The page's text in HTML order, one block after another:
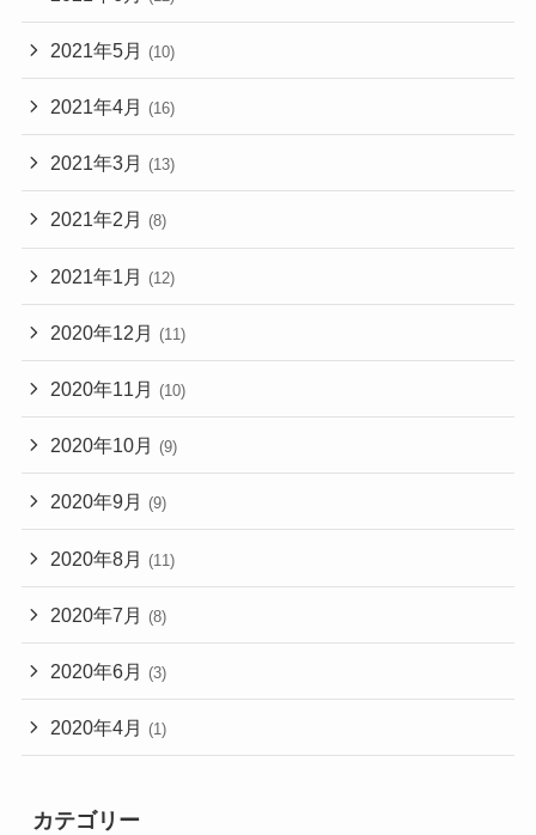
2021年5月 (10)
2021年4月 (16)
2021年3月 (13)
2021年2月 (8)
2021年1月 (12)
2020年12月 (11)
2020年11月 (10)
2020年10月 (9)
2020年9月 (9)
2020年8月 (11)
2020年7月 (8)
2020年6月 (3)
2020年4月 (1)
カテゴリー